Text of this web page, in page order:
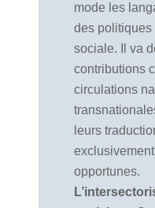
mode les
des politiques
sociale. Il va
contributions
circulations
leurs
opportunes.